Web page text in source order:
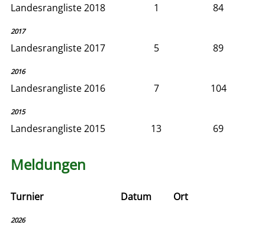
Landesrangliste 2018 1 84
2017
Landesrangliste 2017 5 89
2016
Landesrangliste 2016 7 104
2015
Landesrangliste 2015 13 69
Meldungen
Turnier Datum Ort
2026